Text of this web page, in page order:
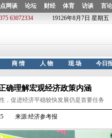
确理解宏观经济政策内涵
，促进经济平稳较快发展仍是首要任务
来源:经济参考报